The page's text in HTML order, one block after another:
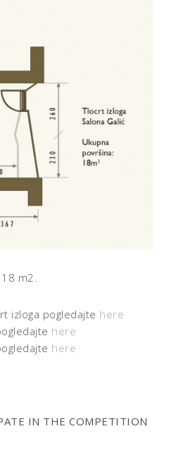
m2.
izloga pogledajte here
here
here
IN THE COMPETITION